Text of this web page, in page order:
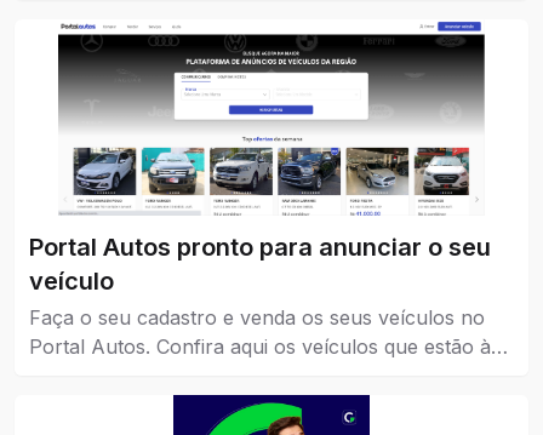
Portal Autos pronto para anunciar o seu
veículo
Faça o seu cadastro e venda os seus veículos no
Portal Autos. Confira aqui os veículos que estão à